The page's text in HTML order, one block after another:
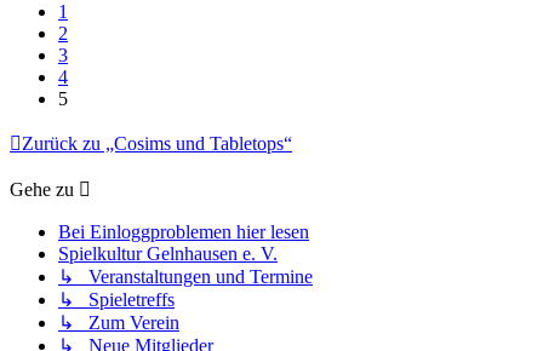
1
2
3
4
5
Zurück zu „Cosims und Tabletops“
Gehe zu
Bei Einloggproblemen hier lesen
Spielkultur Gelnhausen e. V.
↳ Veranstaltungen und Termine
↳ Spieletreffs
↳ Zum Verein
↳ Neue Mitglieder